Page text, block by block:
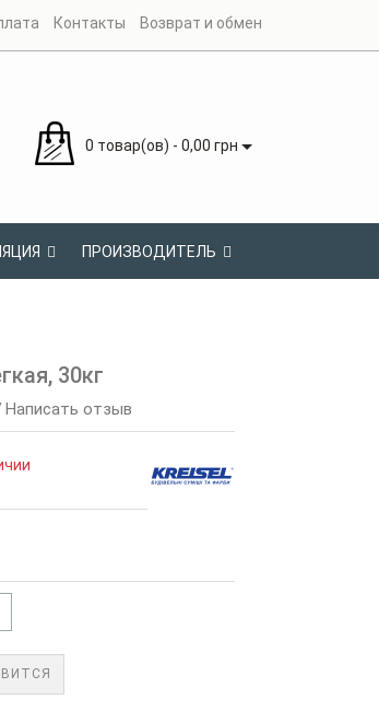
Контакты Возврат и обмен
0 товар(ов) - 0,00 грн
ПРОИЗВОДИТЕЛЬ
30кг
Написать отзыв